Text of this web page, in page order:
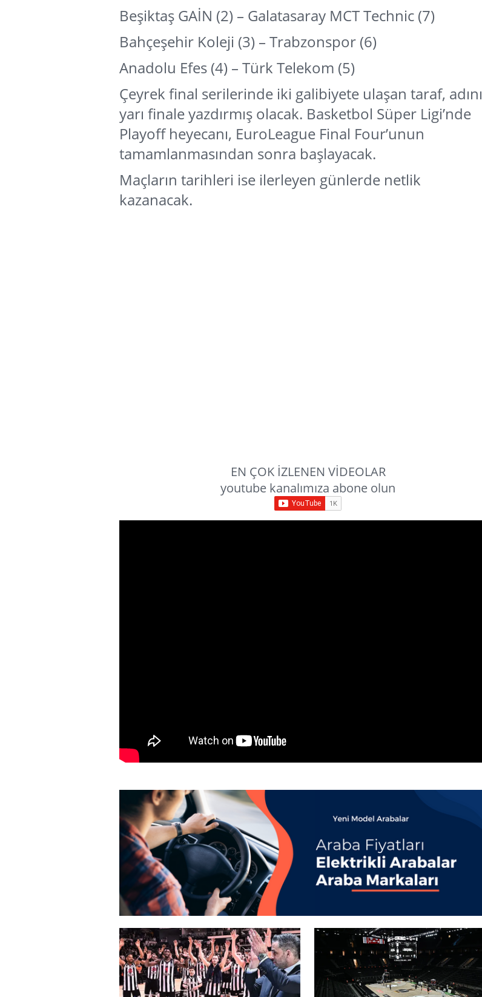
Beşiktaş GAİN (2) – Galatasaray MCT Technic (7)
Bahçeşehir Koleji (3) – Trabzonspor (6)
Anadolu Efes (4) – Türk Telekom (5)
Çeyrek final serilerinde iki galibiyete ulaşan taraf, adını
yarı finale yazdırmış olacak. Basketbol Süper Ligi’nde
Playoff heyecanı, EuroLeague Final Four’unun
tamamlanmasından sonra başlayacak.
Maçların tarihleri ise ilerleyen günlerde netlik
kazanacak.
EN ÇOK İZLENEN VİDEOLAR
youtube kanalımıza abone olun